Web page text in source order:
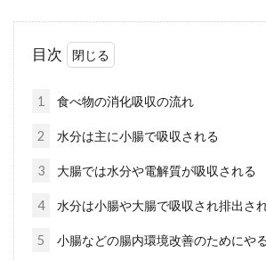
点が意味している
皆さんの可愛い赤ちゃ
ンを出していませんか
幼稚園のお弁当
目次
1 食べ物の消化吸収の流れ
2 水分は主に小腸で吸収される
3 大腸では水分や電解質が吸収される
4 水分は小腸や大腸で吸収され排出さ
5 小腸などの腸内環境改善のためにや